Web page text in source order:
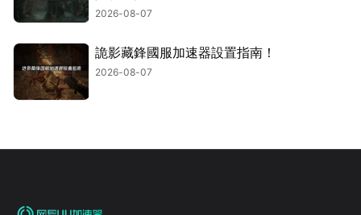
2026-08-07
詭影藏鋒國服加速器設置指南！
2026-08-07